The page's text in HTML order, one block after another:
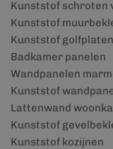
Kunststof schroten
Kunststof
Kunststof golfplaten
Badkamer panelen
Wandpanelen
Kunststof
Lattenwand
Kunststof
Kunststof kozijnen